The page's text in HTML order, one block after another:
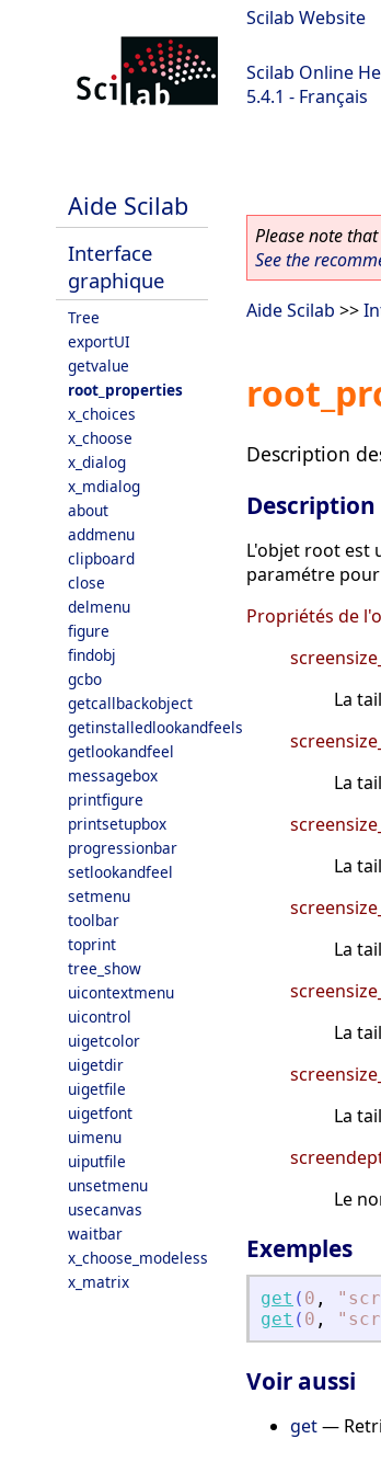
Scilab Website
Scilab Online
5.4.1 - Français
Aide Scilab
Interface
graphique
Tree
exportUI
getvalue
root_properties
x_choices
x_choose
x_dialog
x_mdialog
about
addmenu
clipboard
close
delmenu
figure
findobj
gcbo
getcallbackobject
getinstalledlookandfeels
getlookandfeel
messagebox
printfigure
printsetupbox
progressionbar
setlookandfeel
setmenu
toolbar
toprint
tree_show
uicontextmenu
uicontrol
uigetcolor
uigetdir
uigetfile
uigetfont
uimenu
uiputfile
unsetmenu
usecanvas
waitbar
x_choose_modeless
x_matrix
Please note
See the
Aide Scilab >>
Description
Description
L'objet root est
paramétre
Propriétés de
La
La
La
La
La
La
Le
Exemples
get ( 0 , "
get ( 0 , "
Voir aussi
get—